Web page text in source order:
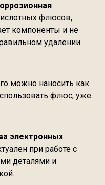
флюсов,
компоненты и не
удалении
можно наносить как
флюс, уже
электронных
при работе с
деталями и